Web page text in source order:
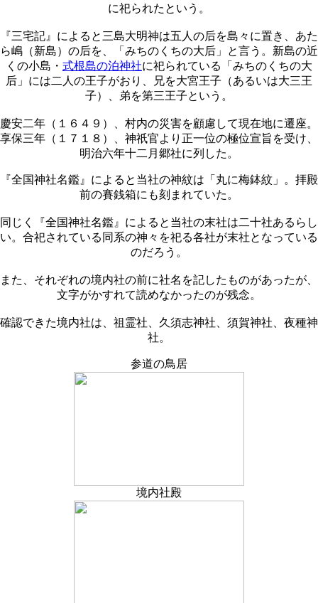
に祀られたという。
『三宅記』によると三島大明神は五人の后を島々に置き、あた
ら嶋（新島）の后を、「みちのくちの大后」と言う。新島の近
くの小島・ 式根島の泊神社に祀られている「みちのくちの大
后」には二人の王子がおり、兄を大宮王子（あるいは大三王
子）、弟を第三王子という。
慶安二年（１６４９）、村内の災害を顧慮して現在地に遷座。
享保三年（１７１８）、神祇官より正一位の極位宣旨を受け、
明治六年十二月郷社に列した。
『全国神社名鑑』によると当社の神紋は「丸に梅鉢紋」。拝殿
前の賽銭箱にも刻まれていた。
同じく『全国神社名鑑』によると当社の末社は二十社あるらし
い。合祀されている同系の神々を祀る各社が末社となっている
のだろう。
また、それぞれの境内社の前に社名を記したものがあったが、
文字がかすれて読めなかったのが残念。
確認できた境内社は、祖霊社、久須志神社、須賀神社、夜種神
社。
参道の鳥居
境内社殿